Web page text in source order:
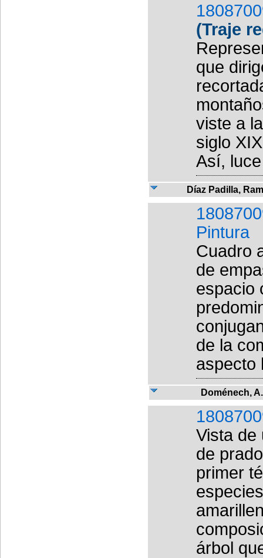
(Traje
que
viste a
siglo
Así,
Díaz Padilla,
Pintura
Cuadro
de
espacio
de la
aspecto
Doménech, A.
Vista de
de
primer
árbol